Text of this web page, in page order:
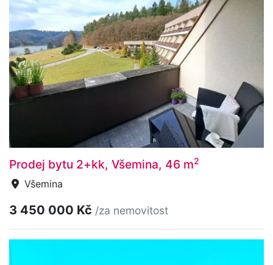
Prodej bytu 2+kk, Všemina, 46 m2
Všemina
3 450 000 Kč /za nemovitost